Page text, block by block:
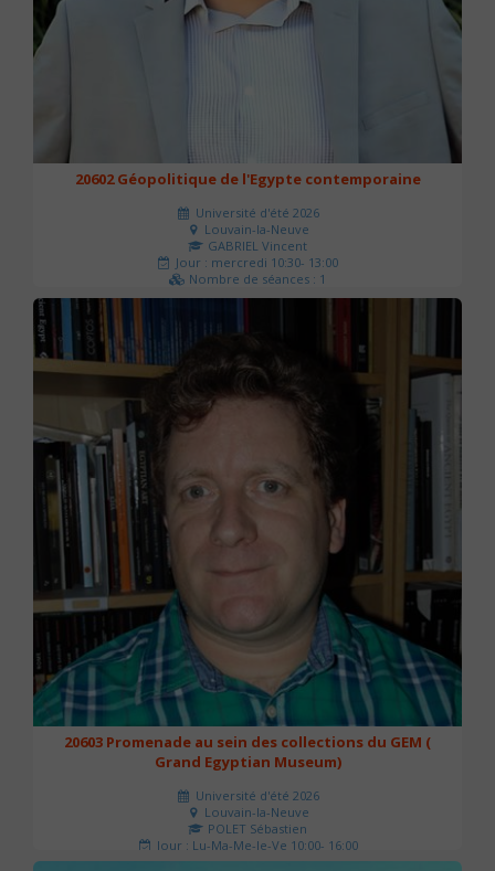
20602 Géopolitique de l'Egypte contemporaine
Université d'été 2026
Louvain-la-Neuve
GABRIEL Vincent
Jour : mercredi 10:30- 13:00
Nombre de séances : 1
21 €
20603 Promenade au sein des collections du GEM (
Grand Egyptian Museum)
Université d'été 2026
Louvain-la-Neuve
POLET Sébastien
Jour : Lu-Ma-Me-Je-Ve 10:00- 16:00
Nombre de séances : 2